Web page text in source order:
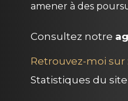
amener à des
Consultez notre
Retrouvez-moi sur :
Statistiques du site